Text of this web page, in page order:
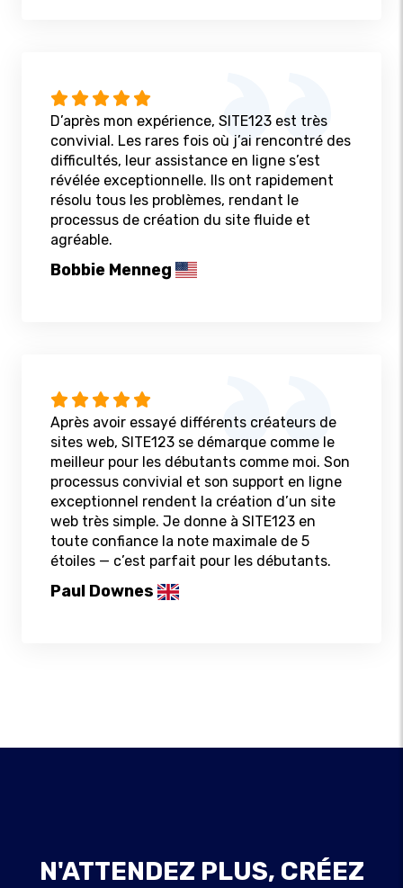
D’après mon expérience, SITE123 est très
convivial. Les rares fois où j’ai rencontré des
difficultés, leur assistance en ligne s’est
révélée exceptionnelle. Ils ont rapidement
résolu tous les problèmes, rendant le
processus de création du site fluide et
agréable.
Bobbie Menneg
Après avoir essayé différents créateurs de
sites web, SITE123 se démarque comme le
meilleur pour les débutants comme moi. Son
processus convivial et son support en ligne
exceptionnel rendent la création d’un site
web très simple. Je donne à SITE123 en
toute confiance la note maximale de 5
étoiles — c’est parfait pour les débutants.
Paul Downes
N'ATTENDEZ PLUS, CRÉEZ